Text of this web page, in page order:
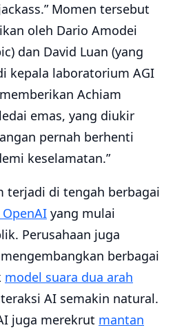
Momen tersebut
oleh Dario Amodei
dan David Luan (yang
kepala laboratorium AGI
Achiam
emas, yang diukir
pernah berhenti
keselamatan.”
terjadi di tengah berbagai
yang mulai
Perusahaan juga
berbagai
model suara dua arah
AI semakin natural.
juga merekrut mantan